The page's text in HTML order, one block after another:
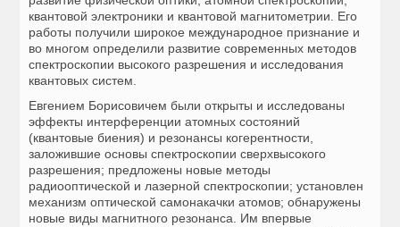
квантовой электроники и квантовой магнитометрии. Его
работы получили широкое международное признание и
во многом определили развитие современных методов
спектроскопии высокого разрешения и исследования
квантовых систем.
Евгением Борисовичем были открыты и исследованы
эффекты интерференции атомных состояний
(квантовые биения) и резонансы когерентности,
заложившие основы спектроскопии сверхвысокого
разрешения; предложены новые методы
радиооптической и лазерной спектроскопии; установлен
механизм оптической самонакачки атомов; обнаружены
новые виды магнитного резонанса. Им впервые